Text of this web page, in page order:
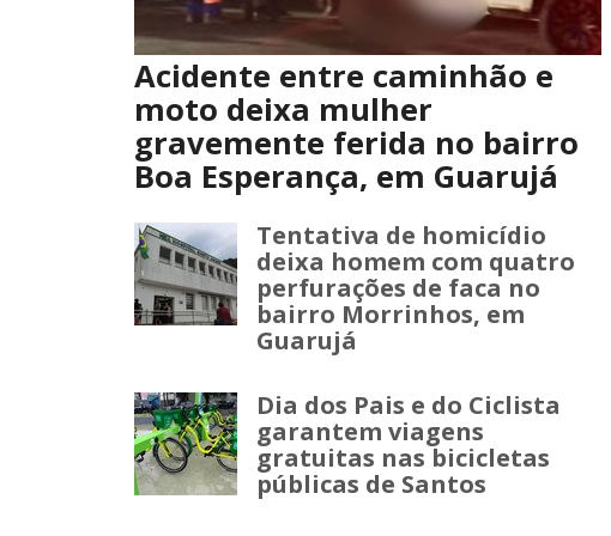
Acidente entre caminhão e
moto deixa mulher
gravemente ferida no bairro
Boa Esperança, em Guarujá
Tentativa de homicídio
deixa homem com quatro
perfurações de faca no
bairro Morrinhos, em
Guarujá
Dia dos Pais e do Ciclista
garantem viagens
gratuitas nas bicicletas
públicas de Santos